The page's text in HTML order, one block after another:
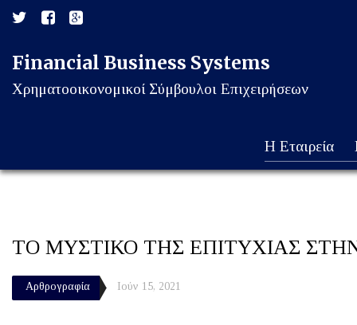
Financial Business Systems
Χρηματοοικονομικοί Σύμβουλοι Επιχειρήσεων
Η Εταιρεία
ΤΟ ΜΥΣΤΙΚΟ ΤΗΣ ΕΠΙΤΥΧΙΑΣ
Αρθρογραφία Ιούν 15, 2021